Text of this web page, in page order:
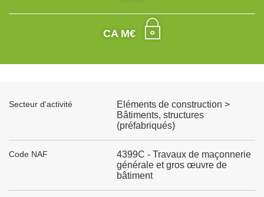
CA M€
Secteur d'activité
Eléments de construction >
Bâtiments, structures
(préfabriqués)
Code NAF
4399C - Travaux de maçonnerie
générale et gros œuvre de
bâtiment